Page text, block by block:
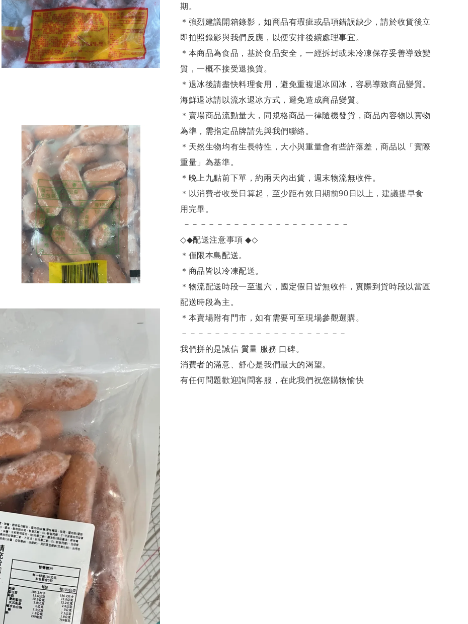
期。
＊強烈建議開箱錄影，如商品有瑕疵或品項錯誤缺少，請於收貨後立
即拍照錄影與我們反應，以便安排後續處理事宜。
＊本商品為食品，基於食品安全，一經拆封或未冷凍保存妥善導致變
質，一概不接受退換貨。
＊退冰後請盡快料理食用，避免重複退冰回冰，容易導致商品變質。
海鮮退冰請以流水退冰方式，避免造成商品變質。
＊賣場商品流動量大，同規格商品一律隨機發貨，商品內容物以實物
為準，需指定品牌請先與我們聯絡。
＊天然生物均有生長特性，大小與重量會有些許落差，商品以「實際
重量」為基準。
＊晚上九點前下單，約兩天內出貨，週末物流無收件。
＊ 以消費者收受日算起，至少距有效日期前90日以上，建議提早食
用完畢。
－－－－－－－－－－－－－－－－－－－－
◇◆配送注意事項◆◇
＊僅限本島配送。
＊商品皆以冷凍配送。
＊物流配送時段一至週六，國定假日皆無收件，實際到貨時段以當區
配送時段為主。
＊本賣場附有門市，如有需要可至現場參觀選購。
－－－－－－－－－－－－－－－－－－－－
我們拼的是誠信 質量 服務 口碑。
消費者的滿意、舒心是我們最大的渴望。
有任何問題歡迎詢問客服，在此我們祝您購物愉快